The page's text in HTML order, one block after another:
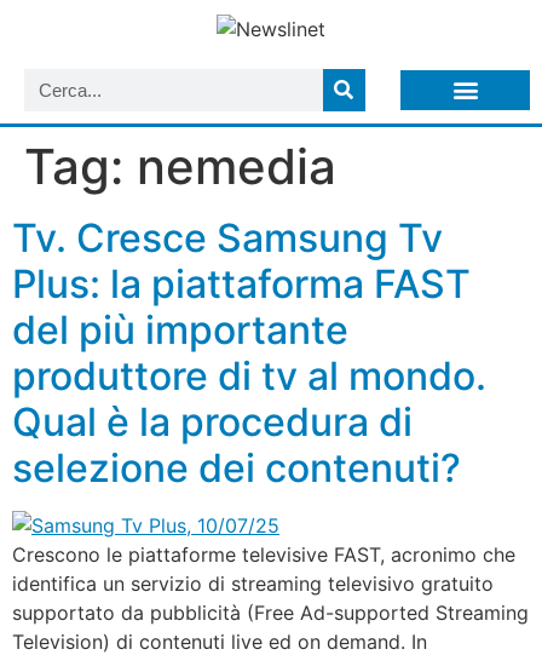
Tag: nemedia
Tv. Cresce Samsung Tv
Plus: la piattaforma FAST
del più importante
produttore di tv al mondo.
Qual è la procedura di
selezione dei contenuti?
Crescono le piattaforme televisive FAST, acronimo che
identifica un servizio di streaming televisivo gratuito
supportato da pubblicità (Free Ad-supported Streaming
Television) di contenuti live ed on demand. In